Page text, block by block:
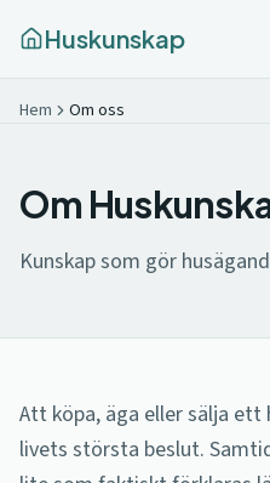
Huskunskap
Hem Om oss
Om
Kunskap som gör
Att köpa, äga eller sälja
livets största beslut.